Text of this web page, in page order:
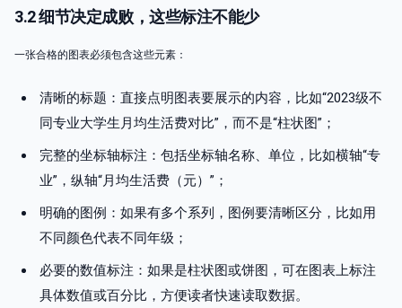
3.2 细节决定成败，这些标注不能少
一张合格的图表必须包含这些元素：
清晰的标题：直接点明图表要展示的内容，比如“2023级不
同专业大学生月均生活费对比”，而不是“柱状图”；
完整的坐标轴标注：包括坐标轴名称、单位，比如横轴“专
业”，纵轴“月均生活费（元）”；
明确的图例：如果有多个系列，图例要清晰区分，比如用
不同颜色代表不同年级；
必要的数值标注：如果是柱状图或饼图，可在图表上标注
具体数值或百分比，方便读者快速读取数据。